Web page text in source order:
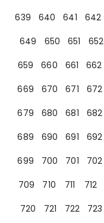
639
640 641 642
649
650 651 652
659
660 661 662
669
670 671 672
679
680 681 682
689
690 691 692
699
700 701 702
709
710 711 712
720
721 722 723